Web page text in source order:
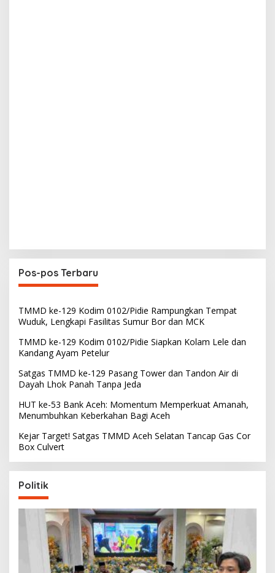
Pos-pos Terbaru
TMMD ke-129 Kodim 0102/Pidie Rampungkan Tempat
Wuduk, Lengkapi Fasilitas Sumur Bor dan MCK
TMMD ke-129 Kodim 0102/Pidie Siapkan Kolam Lele dan
Kandang Ayam Petelur
Satgas TMMD ke-129 Pasang Tower dan Tandon Air di
Dayah Lhok Panah Tanpa Jeda
HUT ke-53 Bank Aceh: Momentum Memperkuat Amanah,
Menumbuhkan Keberkahan Bagi Aceh
Kejar Target! Satgas TMMD Aceh Selatan Tancap Gas Cor
Box Culvert
Politik